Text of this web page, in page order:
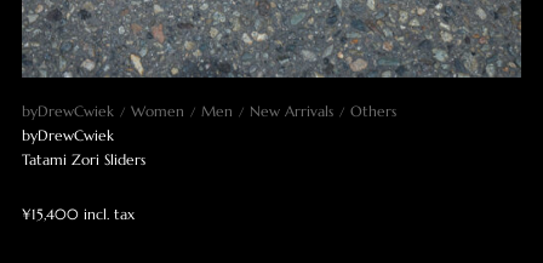
byDrewCwiek Women Men New Arrivals
Others
byDrewCwiek
Tatami Zori Sliders
¥15,400 incl. tax